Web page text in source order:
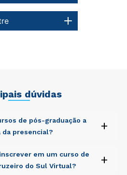
dúvidas
de pós-graduação a
da presencial?
+
omnis iste natus error sit
doloremque laudantium,
ipsa quae ab illo inventore
em um curso de
do Sul Virtual?
+